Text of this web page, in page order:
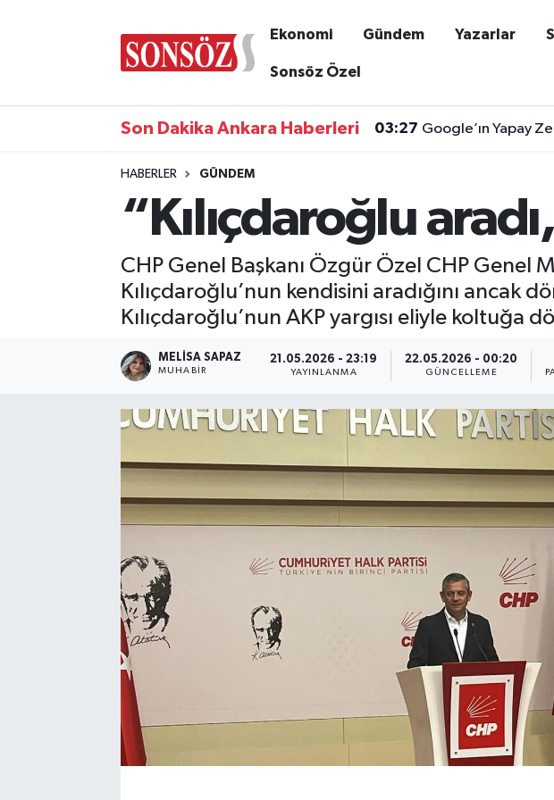
Ekonomi Gündem Yazarlar
Sonsöz Özel
Son Dakika Ankara Haberleri 03:27 Google’ın Yapay
HABERLER GÜNDEM
“Kılıçdaroğlu
CHP Genel Başkanı Özgür Özel CHP Genel
Kılıçdaroğlu’nun kendisini aradığını ancak
Kılıçdaroğlu’nun AKP yargısı eliyle
MELISA SAPAZ
MUHABIR
21.05.2026 - 23:19
YAYINLANMA
22.05.2026 - 00:20
GÜNCELLEME
İlçe Haberleri
Ankara Nöbetçi Eczaneler
Ankara Trafik Yoğunluk Haritası
Tüm Manşetler
Haber Arşivi